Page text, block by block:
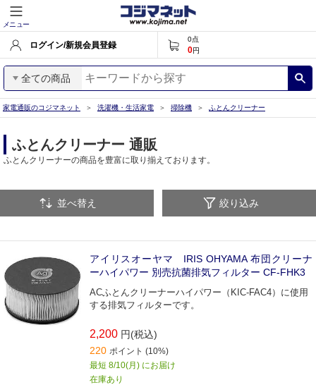
メニュー
ログイン/新規会員登録
0点
0円
全ての商品
家電通販のコジマネット 洗濯機・生活家電 掃除機 ふとんクリーナー
ふとんクリーナー 通販
ふとんクリーナーの商品を豊富に取り揃えております。
並べ替え 絞り込み
アイリスオーヤマ IRIS OHYAMA 布団クリーナ
ーハイパワー 別売抗菌排気フィルター CF-FHK3
ACふとんクリーナーハイパワー（KIC-FAC4）に使用
する排気フィルターです。
2,200 円(税込)
220 ポイント (10%)
最短 8/10(月) にお届け
在庫あり